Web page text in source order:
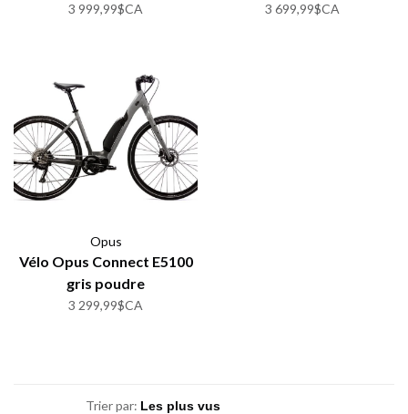
3 999,99$CA 3 699,99$CA
Opus
Vélo Opus Connect E5100
gris poudre
3 299,99$CA
Trier par: